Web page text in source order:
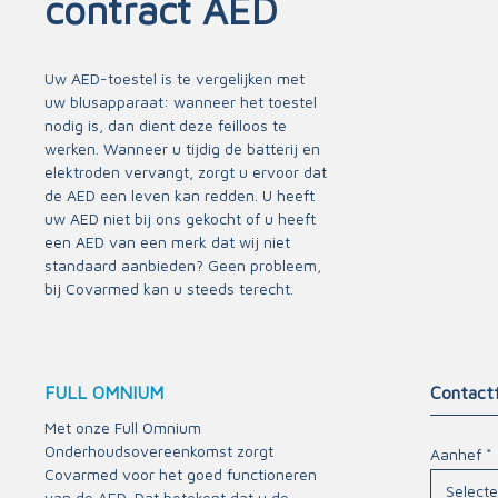
Evacuatie & immobilisatie
Brancards
Ontzettingtools
Spalken
Sneltesten en thermometers
Oppervlakten en materialen
Huur een AED
contract AED
Uw AED-toestel is te vergelijken met
uw blusapparaat: wanneer het toestel
nodig is, dan dient deze feilloos te
werken. Wanneer u tijdig de batterij en
elektroden vervangt, zorgt u ervoor dat
de AED een leven kan redden. U heeft
uw AED niet bij ons gekocht of u heeft
een AED van een merk dat wij niet
standaard aanbieden? Geen probleem,
bij Covarmed kan u steeds terecht.
FULL OMNIUM
Met onze Full Omnium
Onderhoudsovereenkomst zorgt
Covarmed voor het goed functioneren
Aanhef *